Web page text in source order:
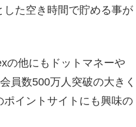
た空き時間で貯める事が
の他にもドットマネーや
員数500万人突破の大きく
イントサイトにも興味の